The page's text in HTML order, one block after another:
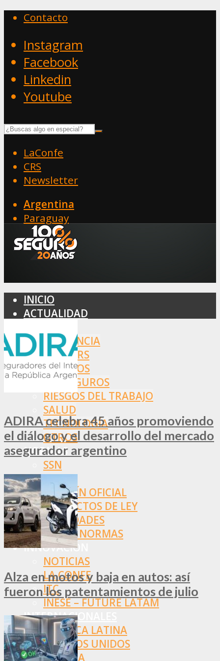
Contacto
Instagram
Facebook
Linkedin
Youtube
LaConfe
CRS
Newsletter
Argentina
Paraguay
INICIO
ACTUALIDAD
ASISTENCIA
BROKERS
SEGUROS
REASEGUROS
RIESGOS DEL TRABAJO
SALUD
TECNOLOGÍA
OTROS
NORMAS
SSN
SRT
BOLETÍN OFICIAL
PROYECTOS DE LEY
SOCIEDADES
OTRAS NORMAS
INNOVACIÓN
NOTICIAS
LA CONFE
ITC
INESE – FÜTURE LATAM
INTERNACIONALES
AMÉRICA LATINA
ESTADOS UNIDOS
EUROPA
ADIRA celebra 45 años promoviendo
el diálogo y el desarrollo del mercado
asegurador argentino
Alza en motos y baja en autos: así
fueron los patentamientos de julio